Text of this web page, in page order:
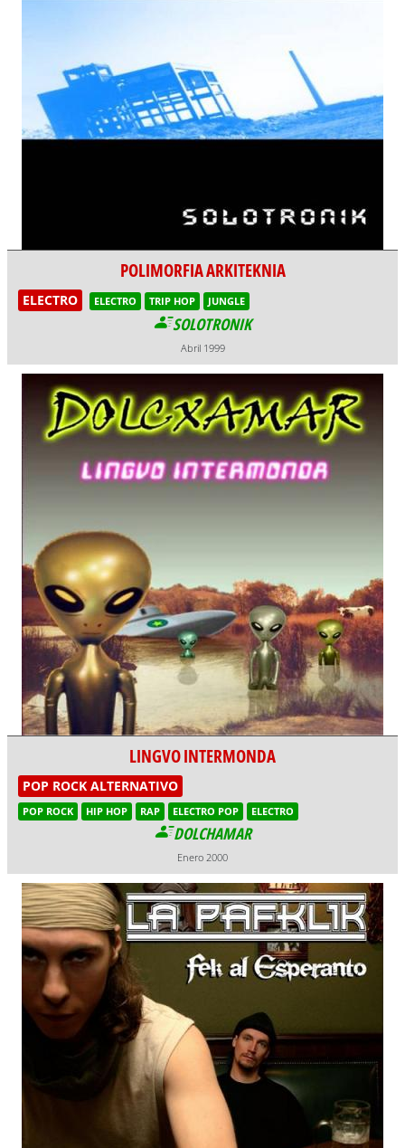
POLIMORFIA ARKITEKNIA
ELECTRO ELECTRO TRIP HOP JUNGLE
SOLOTRONIK
Abril 1999
LINGVO INTERMONDA
POP ROCK ALTERNATIVO
POP ROCK HIP HOP RAP ELECTRO POP ELECTRO
DOLCHAMAR
Enero 2000